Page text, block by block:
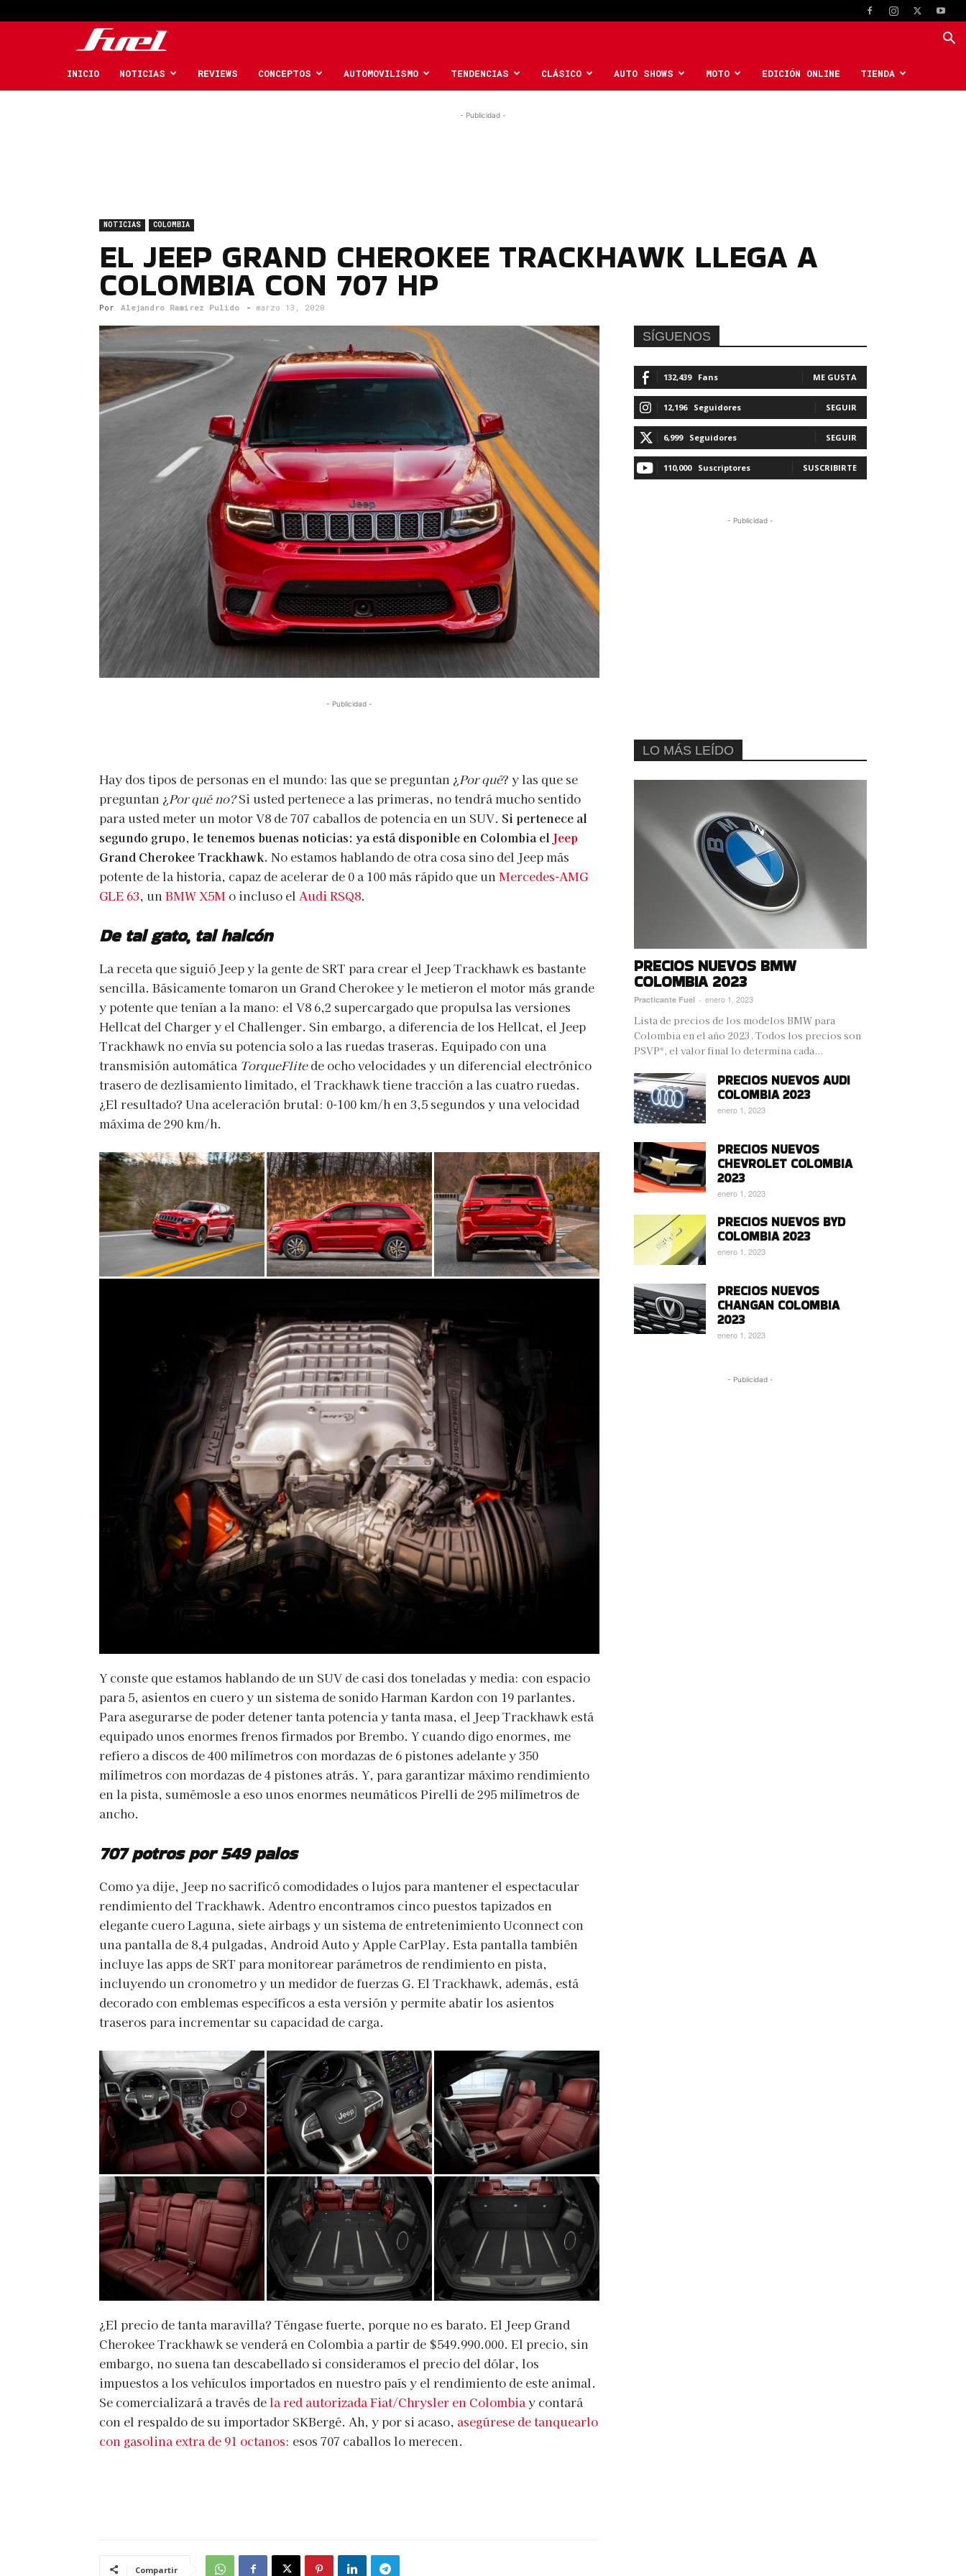
Car
INICIO NOTICIAS REVIEWS CONCEPTOS AUTOMOVILISMO TENDENCIAS CLÁSICO AUTO SHOWS MOTO EDICIÓN ONLINE TIENDA
- Publicidad -
NOTICIAS COLOMBIA
EL JEEP GRAND CHEROKEE TRACKHAWK LLEGA A
COLOMBIA CON 707 HP
Por Alejandro Ramirez Pulido - marzo 13, 2020
- Publicidad -
Hay dos tipos de personas en el mundo: las que se preguntan ¿Por qué? y las que se
preguntan ¿Por qué no?Si usted pertenece a las primeras, no tendrá mucho sentido
para usted meter un motor V8 de 707 caballos de potencia en un SUV. Si pertenece al
segundo grupo, le tenemos buenas noticias: ya está disponible en Colombia el Jeep
Grand Cherokee Trackhawk. No estamos hablando de otra cosa sino del Jeep más
potente de la historia, capaz de acelerar de 0 a 100 más rápido que un Mercedes-AMG
GLE 63, un BMW X5M o incluso el Audi RSQ8.
De tal gato, tal halcón
La receta que siguió Jeep y la gente de SRT para crear el Jeep Trackhawk es bastante
sencilla. Básicamente tomaron un Grand Cherokee y le metieron el motor más grande
y potente que tenían a la mano: el V8 6,2 supercargado que propulsa las versiones
Hellcat del Charger y el Challenger. Sin embargo, a diferencia de los Hellcat, el Jeep
Trackhawk no envía su potencia solo a las ruedas traseras. Equipado con una
transmisión automática TorqueFlitede ocho velocidades y un diferencial electrónico
trasero de dezlisamiento limitado, el Trackhawk tiene tracción a las cuatro ruedas.
¿El resultado? Una aceleración brutal: 0-100 km/h en 3,5 segundos y una velocidad
máxima de 290 km/h.
Y conste que estamos hablando de un SUV de casi dos toneladas y media: con espacio
para 5, asientos en cuero y un sistema de sonido Harman Kardon con 19 parlantes.
Para asegurarse de poder detener tanta potencia y tanta masa, el Jeep Trackhawk está
equipado unos enormes frenos firmados por Brembo. Y cuando digo enormes, me
refiero a discos de 400 milímetros con mordazas de 6 pistones adelante y 350
milímetros con mordazas de 4 pistones atrás. Y, para garantizar máximo rendimiento
en la pista, sumémosle a eso unos enormes neumáticos Pirelli de 295 milímetros de
ancho.
707 potros por 549 palos
Como ya dije, Jeep no sacrificó comodidades o lujos para mantener el espectacular
rendimiento del Trackhawk. Adentro encontramos cinco puestos tapizados en
elegante cuero Laguna, siete airbags y un sistema de entretenimiento Uconnect con
una pantalla de 8,4 pulgadas, Android Auto y Apple CarPlay. Esta pantalla también
incluye las apps de SRT para monitorear parámetros de rendimiento en pista,
incluyendo un cronometro y un medidor de fuerzas G. El Trackhawk, además, está
decorado con emblemas específicos a esta versión y permite abatir los asientos
traseros para incrementar su capacidad de carga.
¿El precio de tanta maravilla? Téngase fuerte, porque no es barato. El Jeep Grand
Cherokee Trackhawk se venderá en Colombia a partir de $549.990.000. El precio, sin
embargo, no suena tan descabellado si consideramos el precio del dólar, los
impuestos a los vehículos importados en nuestro país y el rendimiento de este animal.
Se comercializará a través dela red autorizada Fiat/Chrysler en Colombia y contará
con el respaldo de su importador SKBergé. Ah, y por si acaso, asegúrese de tanquearlo
con gasolina extra de 91 octanos: esos 707 caballos lo merecen.
Compartir
SÍGUENOS
132,439 Fans ME GUSTA
12,196 Seguidores SEGUIR
6,999 Seguidores SEGUIR
110,000 Suscriptores SUSCRIBIRTE
- Publicidad -
LO MÁS LEÍDO
PRECIOS NUEVOS BMW
COLOMBIA 2023
Practicante Fuel - enero 1, 2023
Lista de precios de los modelos BMW para
Colombia en el año 2023. Todos los precios son
PSVP*, el valor final lo determina cada...
PRECIOS NUEVOS AUDI
COLOMBIA 2023
enero 1, 2023
PRECIOS NUEVOS
CHEVROLET COLOMBIA
2023
enero 1, 2023
PRECIOS NUEVOS BYD
COLOMBIA 2023
enero 1, 2023
PRECIOS NUEVOS
CHANGAN COLOMBIA
2023
enero 1, 2023
- Publicidad -